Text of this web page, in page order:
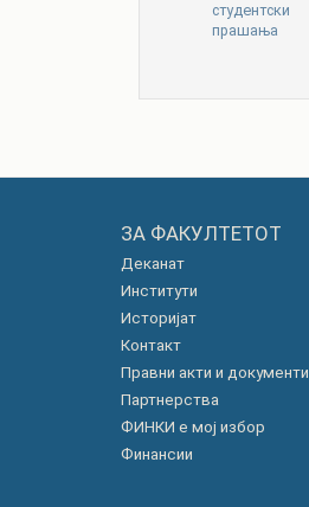
студентски
прашања
ЗА ФАКУЛТЕТОТ
Деканат
Институти
Историјат
Контакт
Правни акти и документи
Партнерства
ФИНКИ е мој избор
Финансии